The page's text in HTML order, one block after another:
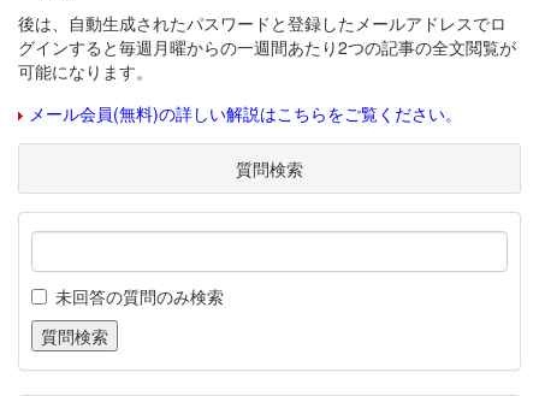
後は、自動生成されたパスワードと登録したメールアドレスでロ
グインすると毎週月曜からの一週間あたり2つの記事の全文閲覧が
可能になります。
メール会員(無料)の詳しい解説はこちらをご覧ください。
質問検索
未回答の質問のみ検索